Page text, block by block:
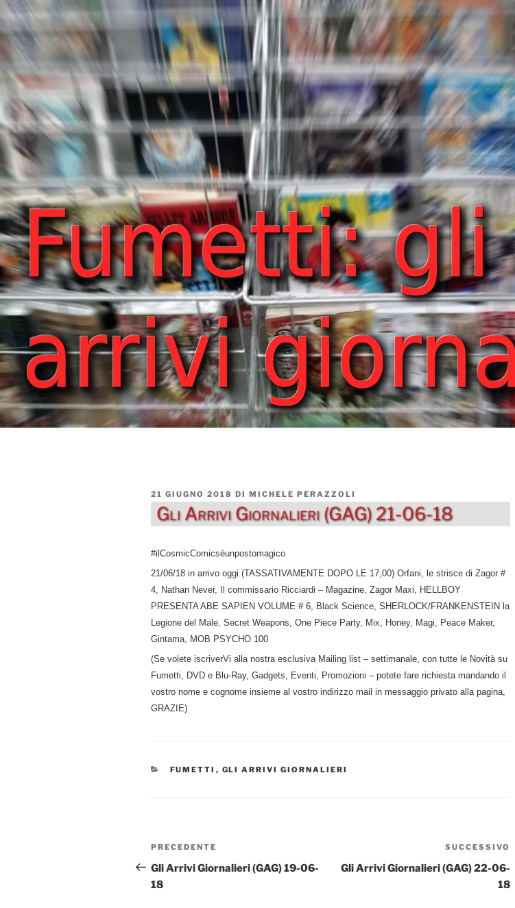
PUBBLICATO
IL
21 GIUGNO 2018 DI MICHELE PERAZZOLI
Gli Arrivi Giornalieri (GAG) 21-06-18
#ilCosmicComicsèunpostomagico
21/06/18 in arrivo oggi (TASSATIVAMENTE DOPO LE 17,00) Orfani, le strisce di Zagor #
4, Nathan Never, Il commissario Ricciardi – Magazine, Zagor Maxi, HELLBOY
PRESENTA ABE SAPIEN VOLUME # 6, Black Science, SHERLOCK/FRANKENSTEIN la
Legione del Male, Secret Weapons, One Piece Party, Mix, Honey, Magi, Peace Maker,
Gintama, MOB PSYCHO 100
(Se volete iscriverVi alla nostra esclusiva Mailing list – settimanale, con tutte le Novità su
Fumetti, DVD e Blu-Ray, Gadgets, Eventi, Promozioni – potete fare richiesta mandando il
vostro nome e cognome insieme al vostro indirizzo mail in messaggio privato alla pagina,
GRAZIE)
CATEGORIE
FUMETTI , GLI ARRIVI GIORNALIERI
Navigazione
articoli
Articolo
precedente:
PRECEDENTE
Gli Arrivi Giornalieri (GAG) 19-06-
18
SUCCESSIVO
Gli Arrivi Giornalieri (GAG) 22-06-
18